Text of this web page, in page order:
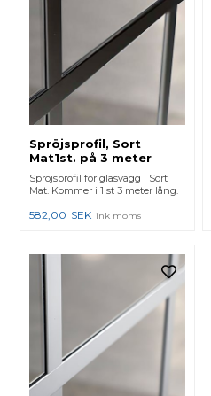
Spröjsprofil, Sort
Mat1st. på 3 meter
Spröjsprofil för glasvägg i Sort
Mat. Kommer i 1 st 3 meter lång.
582,00 SEK ink moms